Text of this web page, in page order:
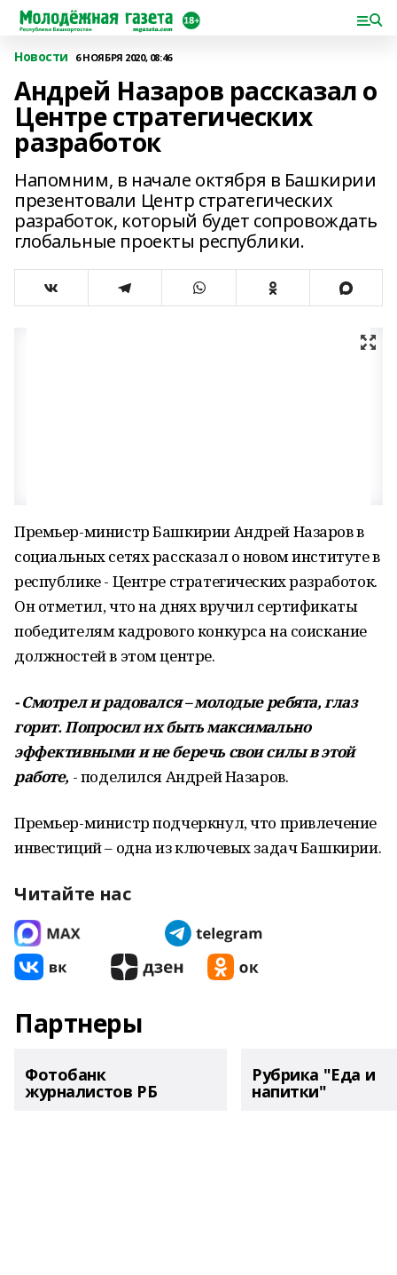
Новости 6 НОЯБРЯ 2020, 08:46
Андрей Назаров рассказал о
Центре стратегических
разработок
Напомним, в начале октября в Башкирии
презентовали Центр стратегических
разработок, который будет сопровождать
глобальные проекты республики.
Премьер-министр Башкирии Андрей Назаров в
социальных сетях рассказал о новом институте в
республике - Центре стратегических разработок.
Он отметил, что на днях вручил сертификаты
победителям кадрового конкурса на соискание
должностей в этом центре.
- Смотрел и радовался – молодые ребята, глаз
горит. Попросил их быть максимально
эффективными и не беречь свои силы в этой
работе, - поделился Андрей Назаров.
Премьер-министр подчеркнул, что привлечение
инвестиций – одна из ключевых задач Башкирии.
Читайте нас
Партнеры
Фотобанк
журналистов РБ
Рубрика "Еда и
напитки"